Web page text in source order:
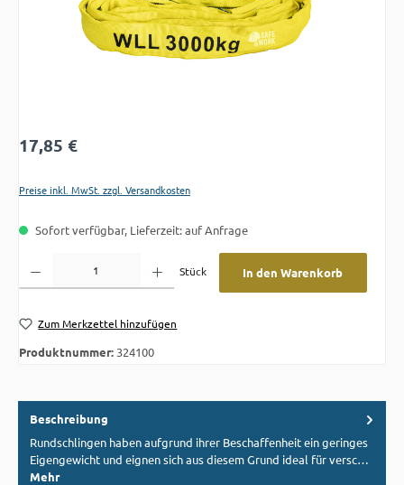
Regulärer Preis:
17,85 €
Preise inkl. MwSt. zzgl. Versandkosten
Sofort verfügbar, Lieferzeit: auf Anfrage
Stück
In den Warenkorb
Zum Merkzettel hinzufügen
Produktnummer: 324100
Beschreibung
Rundschlingen haben aufgrund ihrer Beschaffenheit ein geringes
Eigengewicht und eignen sich aus diesem Grund ideal für versc…
Mehr